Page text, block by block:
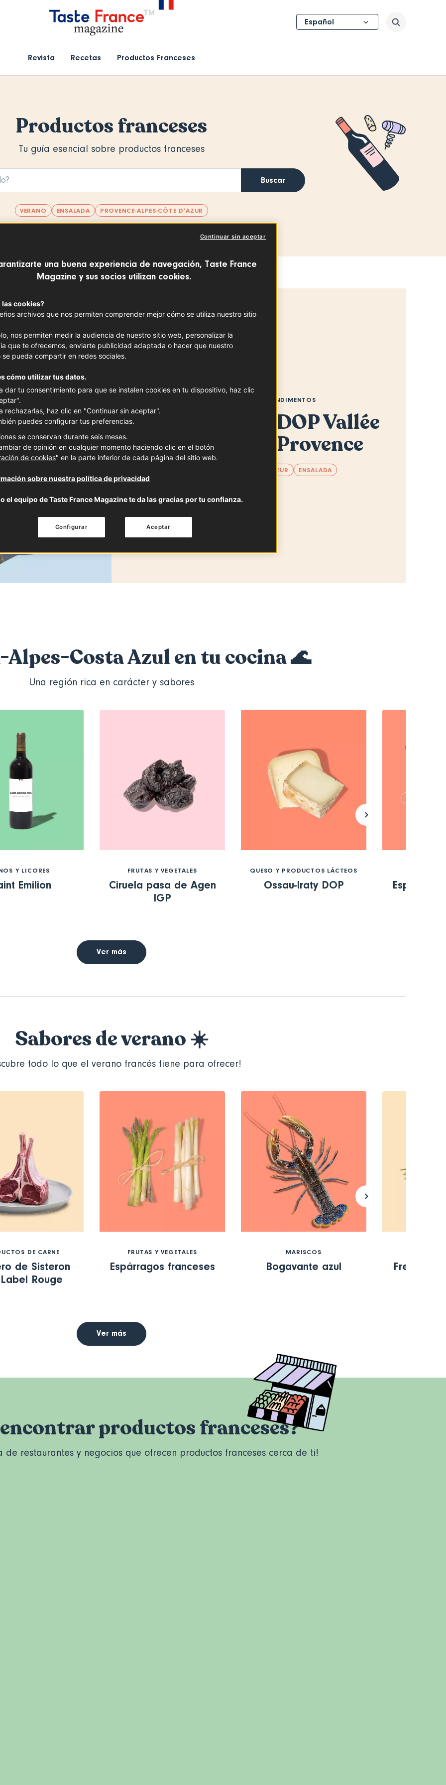
Revista Recetas Productos Franceses
Select
your
Buscar
Productos franceses
Tu guía esencial sobre productos franceses
Buscar
VERANO ENSALADA PROVENCE-ALPES-CÔTE D’AZUR
SALSAS, ACEITES Y CONDIMENTOS
Aceite de oliva DOP Vallée
des Baux-de-Provence
PROVENCE-ALPES-CÔTE D’AZUR ENSALADA
Costa Azul en tu cocina 🌊
Una región rica en carácter y sabores
Y LICORES
Emilion
FRUTAS Y VEGETALES
Ciruela pasa de Agen
IGP
QUESO Y PRODUCTOS LÁCTEOS
Ossau-Iraty DOP
Ver más
Sabores de verano ☀️
todo lo que el verano francés tiene para ofrecer!
DE CARNE
de Sisteron
Rouge
FRUTAS Y VEGETALES
Espárragos franceses
MARISCOS
Bogavante azul Fresas de
Ver más
productos franceses?
de restaurantes y negocios que ofrecen productos franceses cerca de ti!
una buena experiencia de navegación, Taste France
Magazine y sus socios utilizan cookies.
las cookies?
archivos que nos permiten comprender mejor cómo se utiliza nuestro sitio
nos permiten medir la audiencia de nuestro sitio web, personalizar la
que te ofrecemos, enviarte publicidad adaptada o hacer que nuestro
pueda compartir en redes sociales.
cómo utilizar tus datos.
dar tu consentimiento para que se instalen cookies en tu dispositivo, haz clic
rechazarlas, haz clic en "Continuar sin aceptar".
puedes configurar tus preferencias.
se conservan durante seis meses.
de opinión en cualquier momento haciendo clic en el botón
de cookies" en la parte inferior de cada página del sitio web.
sobre nuestra política de privacidad
el equipo de Taste France Magazine te da las gracias por tu confianza.
Continuar sin aceptar
Aceptar
Configurar